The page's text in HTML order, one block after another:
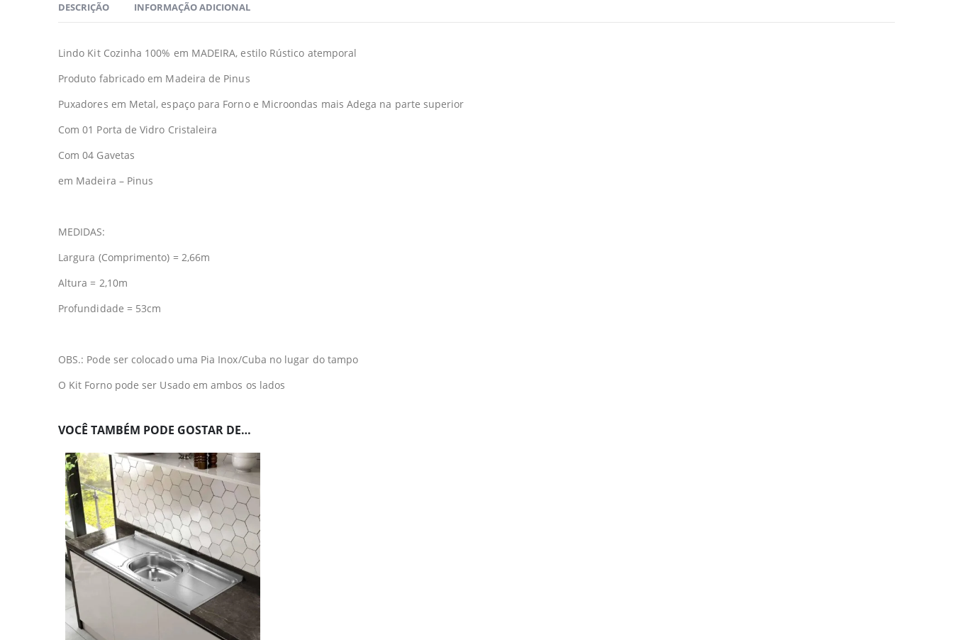
DESCRIÇÃO INFORMAÇÃO ADICIONAL
Lindo Kit Cozinha 100% em MADEIRA, estilo Rústico atemporal
Produto fabricado em Madeira de Pinus
Puxadores em Metal, espaço para Forno e Microondas mais Adega na parte superior
Com 01 Porta de Vidro Cristaleira
Com 04 Gavetas
em Madeira – Pinus
MEDIDAS:
Largura (Comprimento) = 2,66m
Altura = 2,10m
Profundidade = 53cm
OBS.: Pode ser colocado uma Pia Inox/Cuba no lugar do tampo
O Kit Forno pode ser Usado em ambos os lados
VOCÊ TAMBÉM PODE GOSTAR DE…